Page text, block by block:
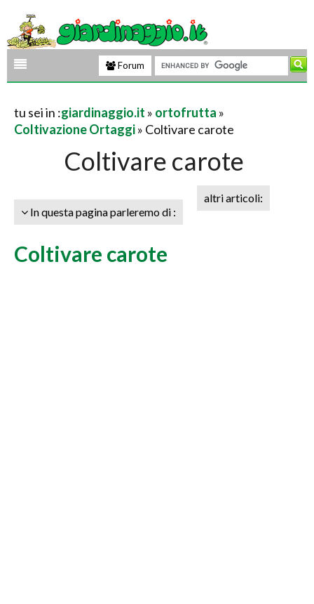
Forum
tu sei in :giardinaggio.it » ortofrutta »
Coltivazione Ortaggi» Coltivare carote
Coltivare carote
In questa pagina parleremo di :
altri articoli:
Coltivare carote